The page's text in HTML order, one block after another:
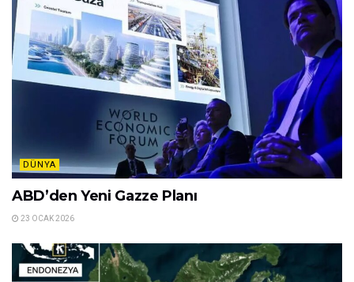
DÜNYA
ABD’den Yeni Gazze Planı
23 OCAK 2026